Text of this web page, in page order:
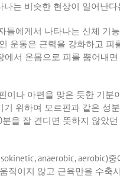
는 비슷한 현상이 일어난
들에게서 나타나는 신체 기
운동은 근력을 강화하고
에서 온몸으로 피를 뿜어내
이나 아편을 맞은 듯한 기분
위하여 모르핀과 같은 성
분을 잘 견디면 뜻하지 않았
anaerobic, aerobic)중
움직이지 않고 근육만을 수축